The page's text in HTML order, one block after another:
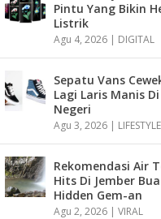
Pintu Yang Bikin
Listrik
Agu 4, 2026 | DIGITAL
Sepatu Vans
Lagi Laris Manis
Negeri
Agu 3, 2026 | LIFESTYLE
Rekomendasi Air
Hits Di Jember
Hidden Gem-an
Agu 2, 2026 |VIRAL